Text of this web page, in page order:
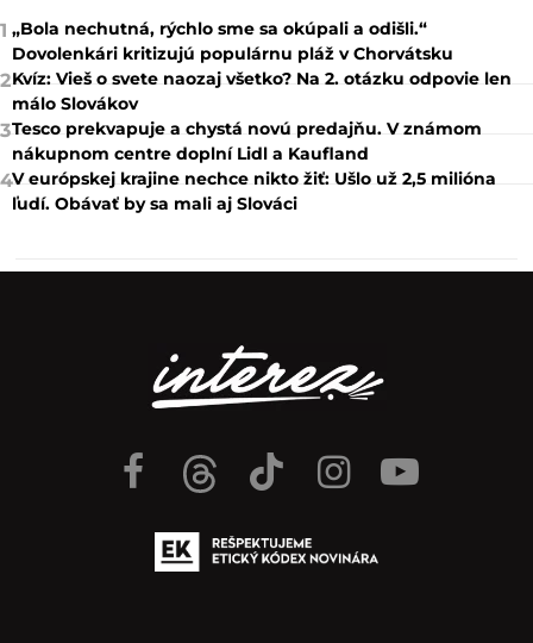
1 „Bola nechutná, rýchlo sme sa okúpali a odišli.“
Dovolenkári kritizujú populárnu pláž v Chorvátsku
2Kvíz: Vieš o svete naozaj všetko? Na 2. otázku odpovie len
málo Slovákov
3Tesco prekvapuje a chystá novú predajňu. V známom
nákupnom centre doplní Lidl a Kaufland
4V európskej krajine nechce nikto žiť: Ušlo už 2,5 milióna
ľudí. Obávať by sa mali aj Slováci